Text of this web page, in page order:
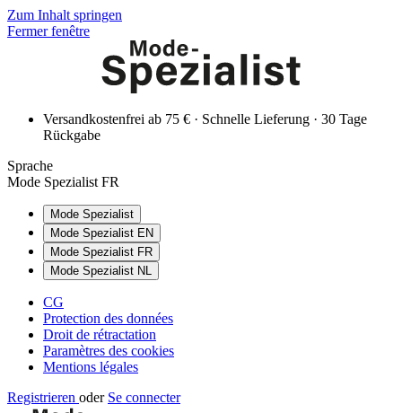
Zum Inhalt springen
Fermer fenêtre
Versandkostenfrei ab 75 € · Schnelle Lieferung · 30 Tage
Rückgabe
Sprache
Mode Spezialist FR
Mode Spezialist
Mode Spezialist EN
Mode Spezialist FR
Mode Spezialist NL
CG
Protection des données
Droit de rétractation
Paramètres des cookies
Mentions légales
Registrieren oder Se connecter